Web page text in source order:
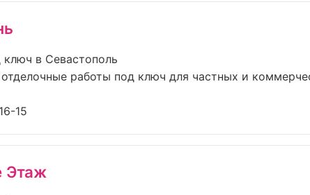
в Севастополь
работы под ключ для частных и
15
Этаж